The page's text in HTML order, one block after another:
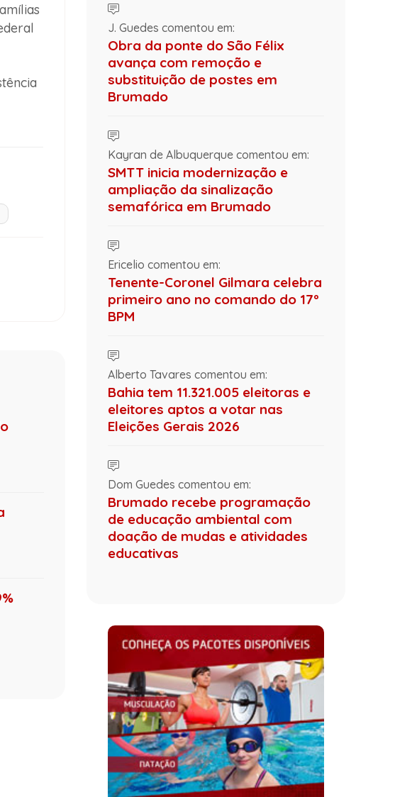
J. Guedes comentou em:
Obra da ponte do São Félix
avança com remoção e
substituição de postes em
Brumado
Kayran de Albuquerque comentou em:
SMTT inicia modernização e
ampliação da sinalização
semafórica em Brumado
Ericelio comentou em:
Tenente-Coronel Gilmara celebra
primeiro ano no comando do 17º
BPM
Alberto Tavares comentou em:
Bahia tem 11.321.005 eleitoras e
eleitores aptos a votar nas
Eleições Gerais 2026
Dom Guedes comentou em:
Brumado recebe programação
de educação ambiental com
doação de mudas e atividades
educativas